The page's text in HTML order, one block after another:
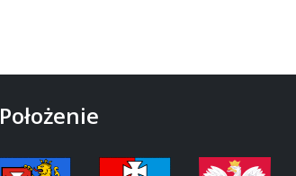
Położenie